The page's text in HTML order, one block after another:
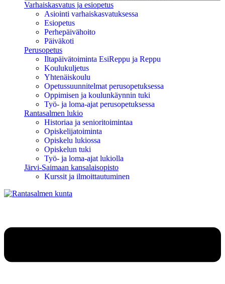
Varhaiskasvatus ja esiopetus
Asiointi varhaiskasvatuksessa
Esiopetus
Perhepäivähoito
Päiväkoti
Perusopetus
Iltapäivätoiminta EsiReppu ja Reppu
Koulukuljetus
Yhtenäiskoulu
Opetussuunnitelmat perusopetuksessa
Oppimisen ja koulunkäynnin tuki
Työ- ja loma-ajat perusopetuksessa
Rantasalmen lukio
Historiaa ja senioritoimintaa
Opiskelijatoiminta
Opiskelu lukiossa
Opiskelun tuki
Työ- ja loma-ajat lukiolla
Järvi-Saimaan kansalaisopisto
Kurssit ja ilmoittautuminen